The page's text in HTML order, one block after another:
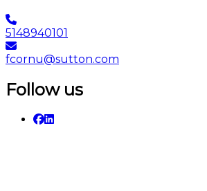
5148940101
fcornu@sutton.com
Follow us